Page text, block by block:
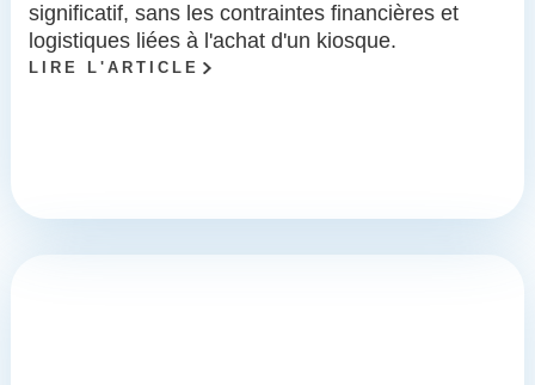
significatif, sans les contraintes financières et
logistiques liées à l'achat d'un kiosque.
LIRE L'ARTICLE